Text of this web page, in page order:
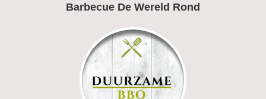
Barbecue De Wereld Rond